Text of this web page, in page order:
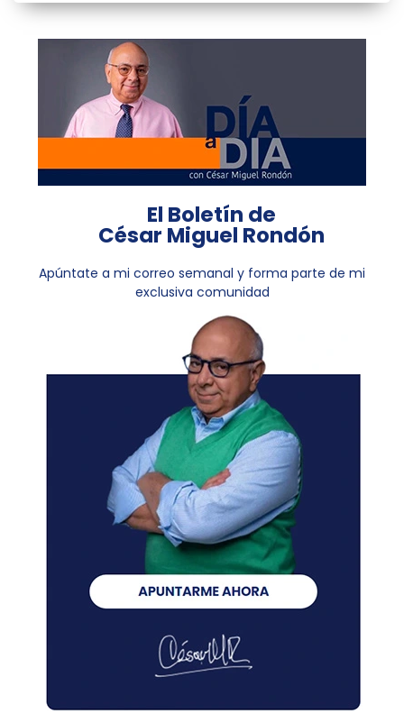
El Boletín de
César Miguel Rondón
Apúntate a mi correo semanal y forma parte de mi
exclusiva comunidad